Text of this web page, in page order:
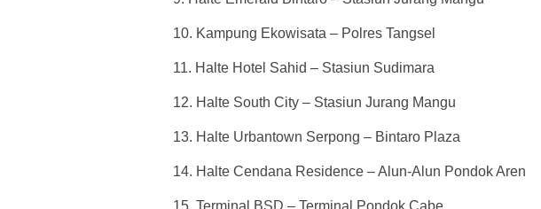
10. Kampung Ekowisata – Polres Tangsel
11. Halte Hotel Sahid – Stasiun Sudimara
12. Halte South City – Stasiun Jurang Mangu
13. Halte Urbantown Serpong – Bintaro Plaza
14. Halte Cendana Residence – Alun-Alun Pondok Aren
15. Terminal BSD – Terminal Pondok Cabe